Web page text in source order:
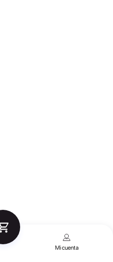
Mi cuenta